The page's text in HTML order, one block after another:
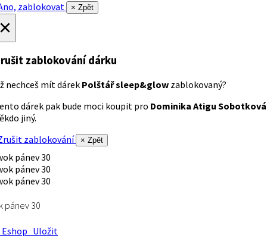
zablokovat
× Zpět
zablokování dárku
nechceš mít dárek Polštář sleep&glow zablokovaný?
dárek pak bude moci koupit pro Dominika Atigu Sobotková
jiný.
zablokování
× Zpět
pánev 30
Uložit